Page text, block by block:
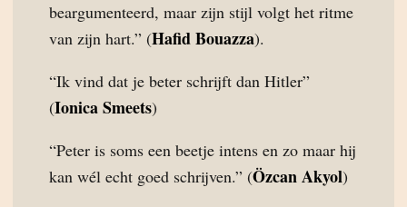
beargumenteerd, maar zijn stijl volgt het ritme
van zijn hart.” (Hafid Bouazza).
“Ik vind dat je beter schrijft dan Hitler”
(Ionica Smeets)
“Peter is soms een beetje intens en zo maar hij
kan wél echt goed schrijven.” (Özcan Akyol)